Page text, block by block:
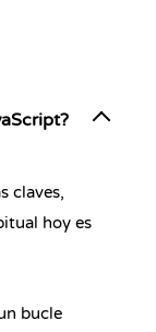
claves,
hoy es
bucle